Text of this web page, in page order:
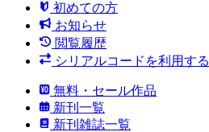
初めての方
お知らせ
閲覧履歴
シリアルコードを利用する
無料・セール作品
新刊一覧
新刊雑誌一覧